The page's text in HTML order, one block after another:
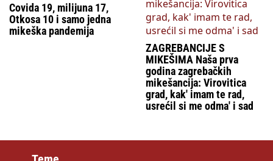
Covida 19, milijuna 17,
Otkosa 10 i samo jedna
mikeška pandemija
ZAGREBANCIJE S
MIKEŠIMA Naša prva
godina zagrebačkih
mikešancija: Virovitica
grad, kak' imam te rad,
usrećil si me odma' i sad